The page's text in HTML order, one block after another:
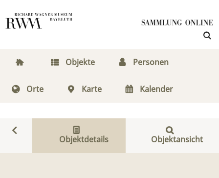
Objekte Personen
Orte Karte Kalender
Objektdetails Objektansicht